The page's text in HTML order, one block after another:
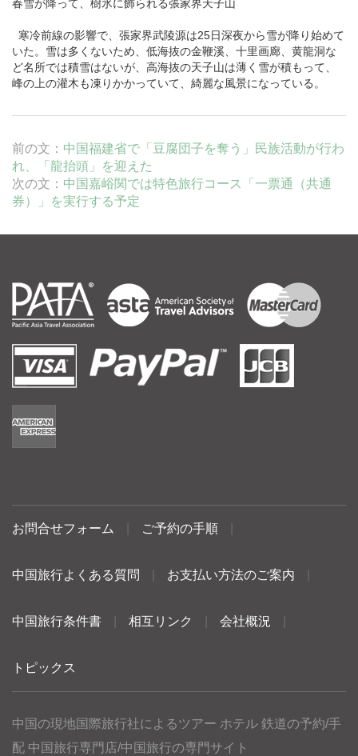
春雪が降って、樹氷に飾られる張家界天子山
寒冷前線の影響で、 張家界武陵源は25日深夜から雪が降り始めて
いた。雪は多くないため、低海抜の金鞭溪、 十里画廊 黄龍洞な
ど名所では積雪はないが、高海抜の天子山は薄く雪が積もって、
峰の上の灌木も凍りかかっていて、綺麗な風景になっている。
前の文： 中国福建省で「豆腐団子を奪う」民族活動が行わ
れ、「龍抬頭」を迎えた
次の文： 中国嘉峪関では特色旅行コース「一票通（共通
券）」を実行する予定
お問合せフォーム ご予約の手順
中国旅行よくある質問 お支払い方法のご案内
中国旅行条件書 相互リンク 会社概況
トピックス
中国の現地国際旅行社によるツアー ホテル 鉄道の予約/手
配 中国旅行専門店/中国旅行の専門サイト